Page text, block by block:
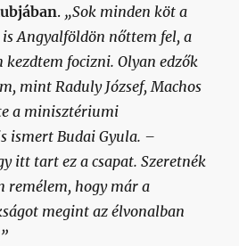
. „Sok minden köt a
Angyalföldön nőttem fel, a
kezdtem focizni. Olyan edzők
mint Raduly József, Machos
a minisztériumi
ismert Budai Gyula. –
itt tart ez a csapat. Szeretnék
remélem, hogy már a
megint az élvonalban